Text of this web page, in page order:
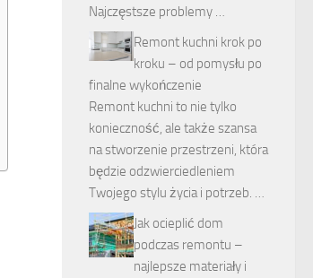
Najczęstsze problemy …
Remont kuchni krok po
kroku – od pomysłu po
finalne wykończenie
Remont kuchni to nie tylko
konieczność, ale także szansa
na stworzenie przestrzeni, która
będzie odzwierciedleniem
Twojego stylu życia i potrzeb. …
Jak ocieplić dom
podczas remontu –
najlepsze materiały i